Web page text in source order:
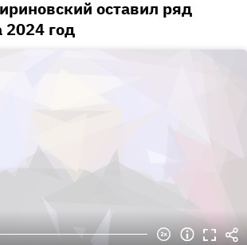
оставил ряд
2024 год